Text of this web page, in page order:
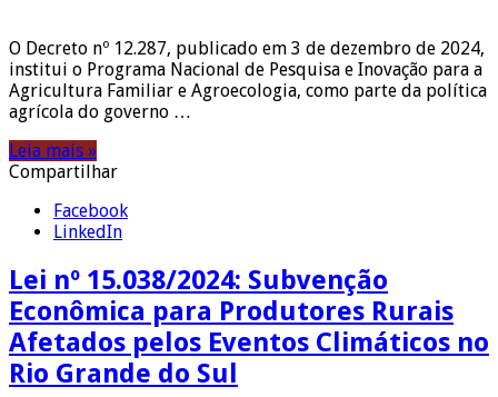
O Decreto nº 12.287, publicado em 3 de dezembro de 2024,
institui o Programa Nacional de Pesquisa e Inovação para a
Agricultura Familiar e Agroecologia, como parte da política
agrícola do governo …
Leia mais »
Compartilhar
Facebook
LinkedIn
Lei nº 15.038/2024: Subvenção
Econômica para Produtores Rurais
Afetados pelos Eventos Climáticos no
Rio Grande do Sul